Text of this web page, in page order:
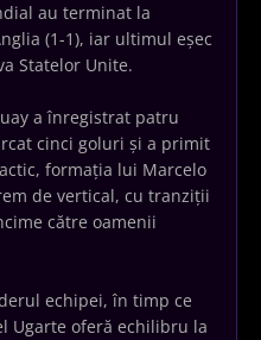
au terminat la
(1-1), iar ultimul eșec
Statelor Unite.
a înregistrat patru
cinci goluri și a primit
formația lui Marcelo
de vertical, cu tranziții
către oamenii
echipei, în timp ce
Ugarte oferă echilibru la